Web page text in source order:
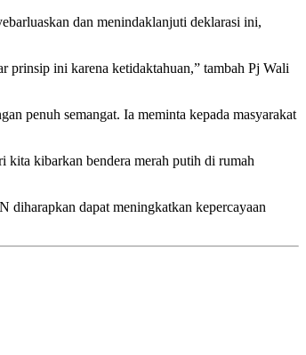
dan menindaklanjuti deklarasi ini,
prinsip ini karena ketidaktahuan,” tambah Pj Wali
penuh semangat. Ia meminta kepada masyarakat
kita kibarkan bendera merah putih di rumah
diharapkan dapat meningkatkan kepercayaan